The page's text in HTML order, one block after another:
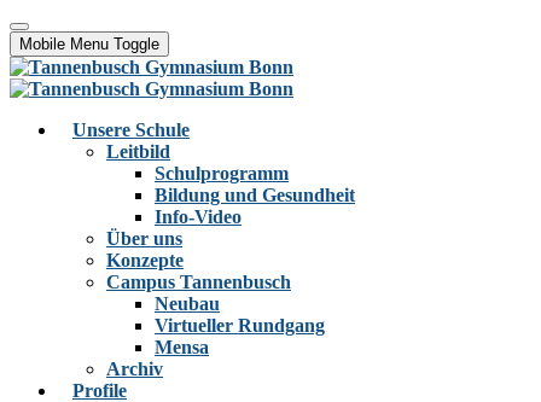
Mobile Menu Toggle
Unsere Schule
Leitbild
Schulprogramm
Bildung und Gesundheit
Info-Video
Über uns
Konzepte
Campus Tannenbusch
Neubau
Virtueller Rundgang
Mensa
Archiv
Profile